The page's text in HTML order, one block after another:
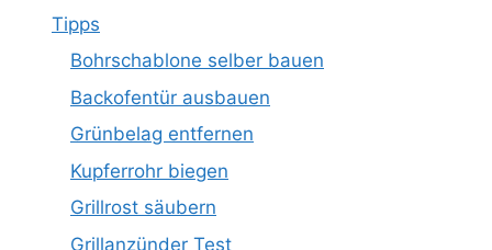
Tipps
Bohrschablone selber bauen
Backofentür ausbauen
Grünbelag entfernen
Kupferrohr biegen
Grillrost säubern
Grillanzünder Test